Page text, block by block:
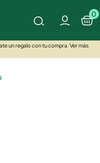
0
un regalo con tu compra. Ver más